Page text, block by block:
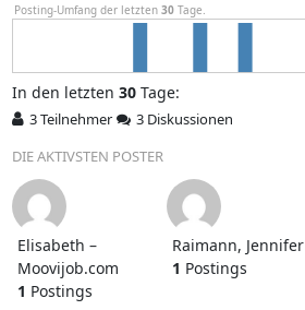
Posting-Umfang der letzten 30 Tage.
In den letzten 30Tage:
3 Teilnehmer
3 Diskussionen
DIE AKTIVSTEN POSTER
Elisabeth –
Moovijob.com
1 Postings
Raimann, Jennifer
1 Postings